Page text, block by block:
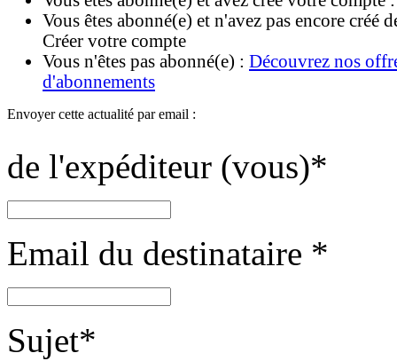
Vous êtes abonné(e) et n'avez pas encore créé
Créer votre compte
Vous n'êtes pas abonné(e) : Découvrez nos
d'abonnements
Envoyer cette actualité par email :
de l'expéditeur (vous)*
Email du destinataire *
Sujet*